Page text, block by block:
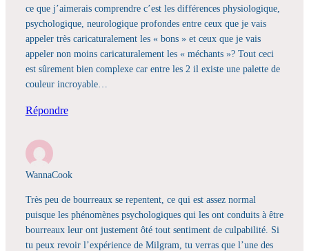
ce que j’aimerais comprendre c’est les différences physiologique,
psychologique, neurologique profondes entre ceux que je vais
appeler très caricaturalement les « bons » et ceux que je vais
appeler non moins caricaturalement les « méchants »? Tout ceci
est sûrement bien complexe car entre les 2 il existe une palette de
couleur incroyable…
Répondre
WannaCook
Très peu de bourreaux se repentent, ce qui est assez normal
puisque les phénomènes psychologiques qui les ont conduits à être
bourreaux leur ont justement ôté tout sentiment de culpabilité. Si
tu peux revoir l’expérience de Milgram, tu verras que l’une des